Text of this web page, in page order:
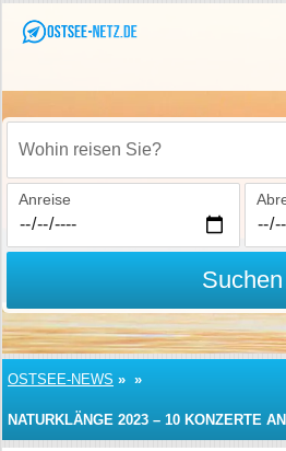
Wohin reisen Sie?
Anreise
Suchen
OSTSEE-NEWS » »
NATURKLÄNGE 2023 – 10 KONZERTE